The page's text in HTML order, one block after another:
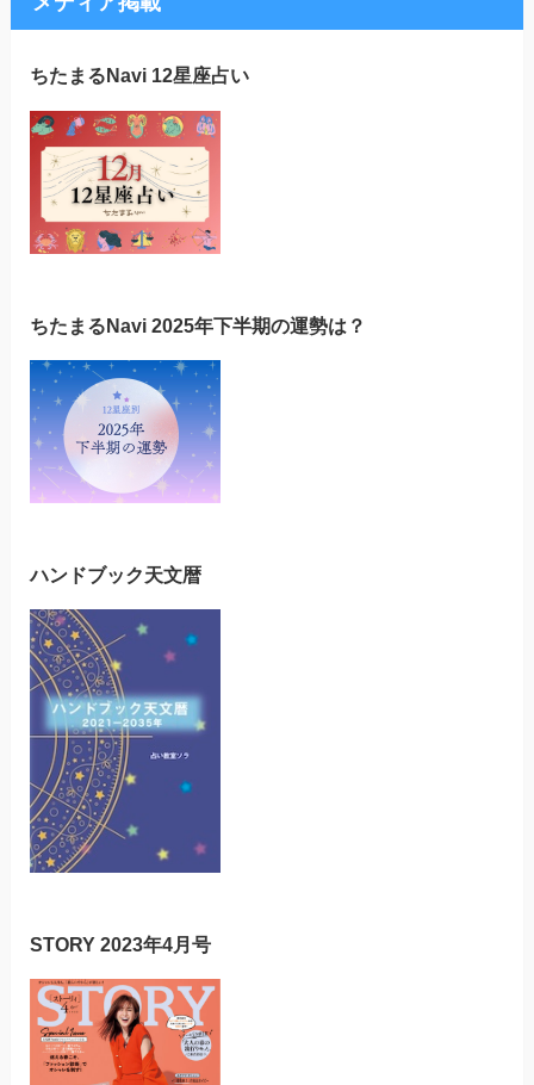
ちたまるNavi 12星座占い
ちたまるNavi 2025年下半期の運勢は？
ハンドブック天文暦
STORY 2023年4月号